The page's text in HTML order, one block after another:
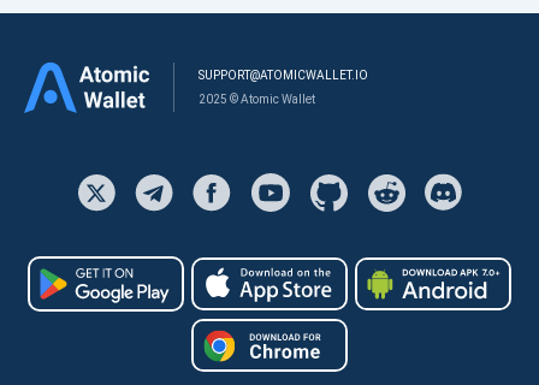
SUPPORT@ATOMICWALLET.IO
2025 © Atomic Wallet